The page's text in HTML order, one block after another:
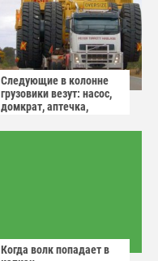
Следующие в колонне
грузовики везут: насос,
домкрат, аптечка,
Когда волк попадает в